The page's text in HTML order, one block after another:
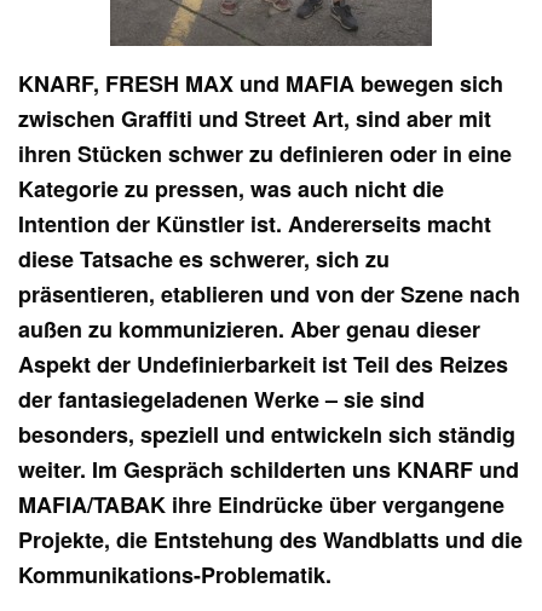
KNARF, FRESH MAX und MAFIA bewegen sich
zwischen Graffiti und Street Art, sind aber mit
ihren Stücken schwer zu definieren oder in eine
Kategorie zu pressen, was auch nicht die
Intention der Künstler ist. Andererseits macht
diese Tatsache es schwerer, sich zu
präsentieren, etablieren und von der Szene nach
außen zu kommunizieren. Aber genau dieser
Aspekt der Undefinierbarkeit ist Teil des Reizes
der fantasiegeladenen Werke – sie sind
besonders, speziell und entwickeln sich ständig
weiter. Im Gespräch schilderten uns KNARF und
MAFIA/TABAK ihre Eindrücke über vergangene
Projekte, die Entstehung des Wandblatts und die
Kommunikations-Problematik.